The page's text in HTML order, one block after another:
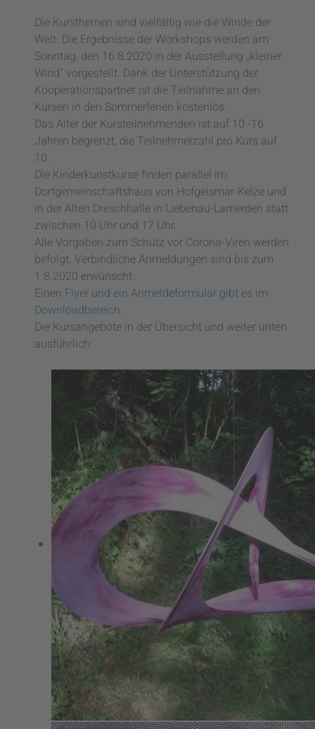
Die Kursthemen sind vielfältig wie die Winde der
Welt. Die Ergebnisse der Workshops werden am
Sonntag, den 16.8.2020 in der Ausstellung „kleiner
Wind“ vorgestellt. Dank der Unterstützung der
Kooperationspartner ist die Teilnahme an den
Kursen in den Sommerferien kostenlos.
Das Alter der Kursteilnehmenden ist auf 10 -16
Jahren begrenzt, die Teilnehmerzahl pro Kurs auf
10.
Die Kinderkunstkurse finden parallel im
Dorfgemeinschaftshaus von Hofgeismar-Kelze und
in der Alten Dreschhalle in Liebenau-Lamerden statt
zwischen 10 Uhr und 17 Uhr.
Alle Vorgaben zum Schutz vor Corona-Viren werden
befolgt. Verbindliche Anmeldungen sind bis zum
1.8.2020 erwünscht.
Einen Flyer und ein Anmeldeformular gibt es im
Downloadbereich.
Die Kursangebote in der Übersicht und weiter unten
ausführlich: